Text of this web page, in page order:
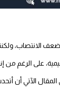
ضعف الانتصاب،
على الرغم من
الآتي أن